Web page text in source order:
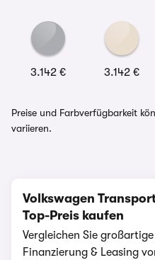
3.142 € 3.142 €
Preise und Farbverfügbarkeit
variieren.
Volkswagen
Top-Preis kaufen
Vergleichen Sie
Finanzierung & Leasing